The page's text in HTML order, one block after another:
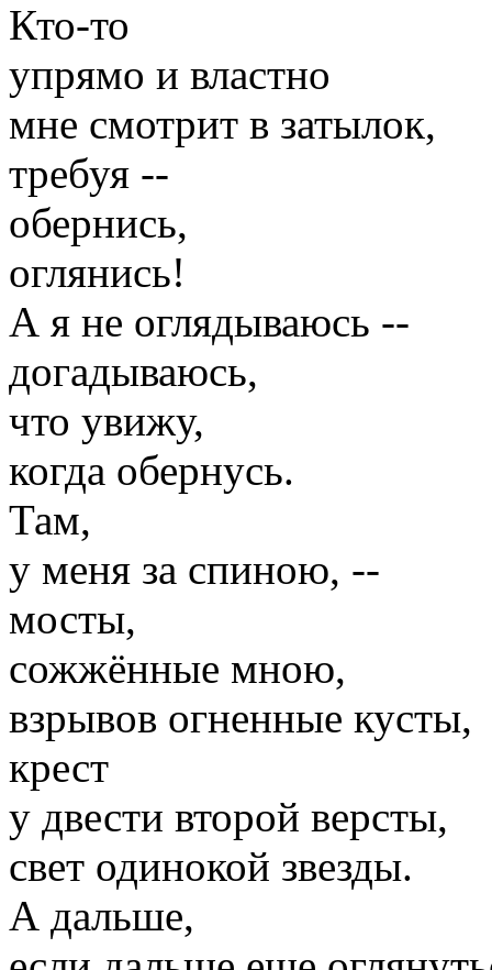
Кто-то
упрямо и властно
мне смотрит в затылок,
требуя --
обернись,
оглянись!
А я не оглядываюсь --
догадываюсь,
что увижу,
когда обернусь.
Там,
у меня за спиною, --
мосты,
сожжённые мною,
взрывов огненные кусты,
крест
у двести второй версты,
свет одинокой звезды.
А дальше,